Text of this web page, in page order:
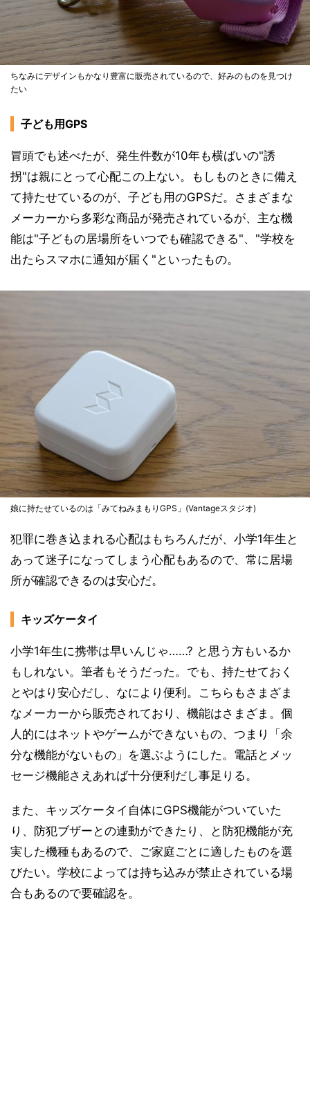
ちなみにデザインもかなり豊富に販売されているので、好みのものを見つけ
たい
子ども用GPS
冒頭でも述べたが、発生件数が10年も横ばいの"誘
拐"は親にとって心配この上ない。もしものときに備え
て持たせているのが、子ども用のGPSだ。さまざまな
メーカーから多彩な商品が発売されているが、主な機
能は"子どもの居場所をいつでも確認できる"、"学校を
出たらスマホに通知が届く"といったもの。
娘に持たせているのは「みてねみまもりGPS」(Vantageスタジオ)
犯罪に巻き込まれる心配はもちろんだが、小学1年生と
あって迷子になってしまう心配もあるので、常に居場
所が確認できるのは安心だ。
キッズケータイ
小学1年生に携帯は早いんじゃ……? と思う方もいるか
もしれない。筆者もそうだった。でも、持たせておく
とやはり安心だし、なにより便利。こちらもさまざま
なメーカーから販売されており、機能はさまざま。個
人的にはネットやゲームができないもの、つまり「余
分な機能がないもの」を選ぶようにした。電話とメッ
セージ機能さえあれば十分便利だし事足りる。
また、キッズケータイ自体にGPS機能がついていた
り、防犯ブザーとの連動ができたり、と防犯機能が充
実した機種もあるので、ご家庭ごとに適したものを選
びたい。学校によっては持ち込みが禁止されている場
合もあるので要確認を。